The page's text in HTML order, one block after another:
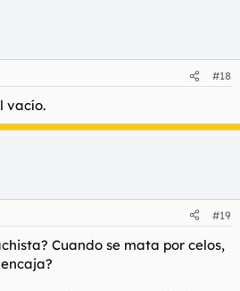
#18
vacío.
#19
Cuando se mata por celos,